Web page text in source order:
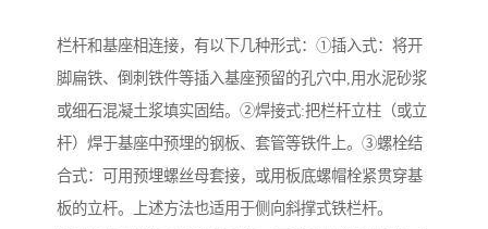
栏杆和基座相连接，有以下几种形式：①插入式：将开
脚扁铁、倒刺铁件等插入基座预留的孔穴中,用水泥砂浆
或细石混凝土浆填实固结。②焊接式:把栏杆立柱（或立
杆）焊于基座中预埋的钢板、套管等铁件上。③螺栓结
合式：可用预埋螺丝母套接，或用板底螺帽栓紧贯穿基
板的立杆。上述方法也适用于侧向斜撑式铁栏杆。